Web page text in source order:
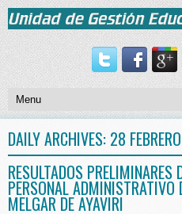
DAILY ARCHIVES: 28
RESULTADOS PRELIMINARES
PERSONAL
MELGAR DE AYAVIRI